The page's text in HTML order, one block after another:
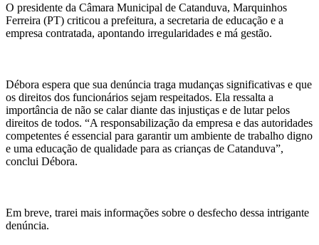
O presidente da Câmara Municipal de Catanduva, Marquinhos
Ferreira (PT) criticou a prefeitura, a secretaria de educação e a
empresa contratada, apontando irregularidades e má gestão.
Débora espera que sua denúncia traga mudanças significativas e que
os direitos dos funcionários sejam respeitados. Ela ressalta a
importância de não se calar diante das injustiças e de lutar pelos
direitos de todos. “A responsabilização da empresa e das autoridades
competentes é essencial para garantir um ambiente de trabalho digno
e uma educação de qualidade para as crianças de Catanduva”,
conclui Débora.
Em breve, trarei mais informações sobre o desfecho dessa intrigante
denúncia.